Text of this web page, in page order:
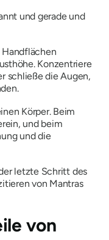
und gerade und
Konzentriere
schließe die Augen,
Körper. Beim
und beim
und die
letzte Schritt des
von Mantras
von